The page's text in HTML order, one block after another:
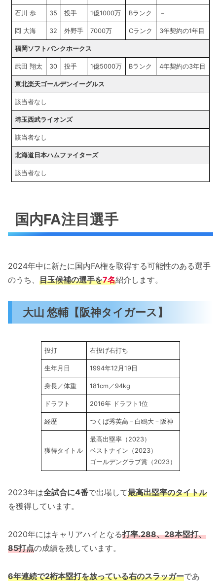
石川 歩 35 投手 1億1000万 Bランク －
岡 大海 32 外野手 7000万 Cランク 3年契約の1年目
福岡ソフトバンクホークス
武田 翔太 30 投手 1億5000万 Bランク 4年契約の3年目
東北楽天ゴールデンイーグルス
該当者なし
埼玉西武ライオンズ
該当者なし
北海道日本ハムファイターズ
該当者なし
国内FA注目選手
2024年中に新たに国内FA権を取得する可能性のある選手
のうち、 目玉候補の選手を7名紹介します。
大山 悠輔【阪神タイガース】
投打 右投げ右打ち
生年月日 1994年12月19日
身長／体重 181cm／94kg
ドラフト 2016年 ドラフト1位
経歴 つくば秀英高－白鴎大－阪神
獲得タイトル
最高出塁率（2023）
ベストナイン（2023）
ゴールデングラブ賞（2023）
2023年は全試合に4番で出場して最高出塁率のタイトル
を獲得しています。
2020年にはキャリアハイとなる打率.288、28本塁打、
85打点の成績を残しています。
6年連続で2桁本塁打を放っている右のスラッガーであ